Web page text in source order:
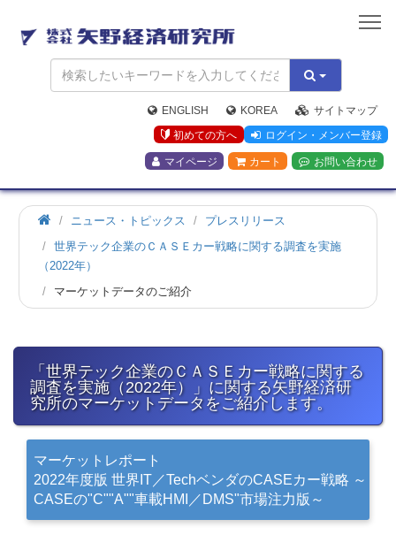
矢
野
経
済
研
究
所
ENGLISH KOREA
サイトマップ
初めての方へ
ログイン・メンバー登録
マイページ カート お問い合わせ
ホ
ー
ム
ニュース・トピックス
プレスリリース
世界テック企業のＣＡＳＥカー戦略に関する調査を実施
（2022年）
マーケットデータのご紹介
「世界テック企業のＣＡＳＥカー戦略に関する
調査を実施（2022年）」に関する矢野経済研
究所のマーケットデータをご紹介します。
マーケットレポート
2022年度版 世界IT／TechベンダのCASEカー戦略 ～
CASEの"C""A""車載HMI／DMS"市場注力版～